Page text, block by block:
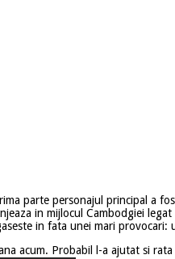
parte personajul principal a
in mijlocul Cambodgiei
in fata unei mari
acum. Probabil l-a ajutat si rata